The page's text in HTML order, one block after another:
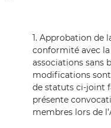
1. Approbation de
conformité avec
associations sans
modifications
de statuts ci-joint
présente
membres lors de